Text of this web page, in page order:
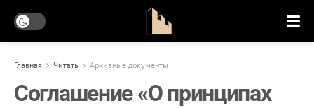
Главная Читать Архивные документы
Соглашение «О принципах